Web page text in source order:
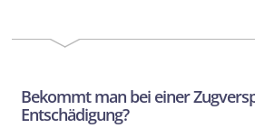
Bekommt man bei einer
Entschädigung?